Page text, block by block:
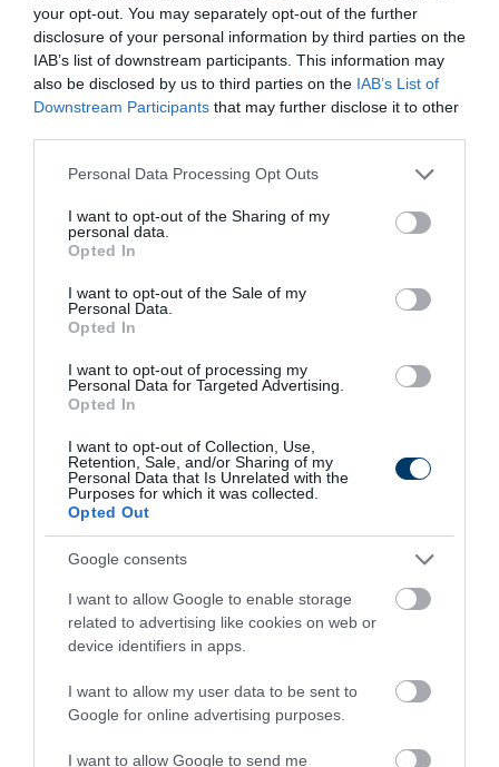
your opt-out. You may separately opt-out of the further
disclosure of your personal information by third parties on the
IAB’s list of downstream participants. This information may
also be disclosed by us to third parties on the IAB’s List of
Downstream Participants that may further disclose it to other
Please note that this website/app uses one or more Google
not limited to your visit or usage behaviour. You may click to
grant or deny consent to Google and its third-party tags to
use your data for below specified purposes in below Google
consent section.
Personal Data Processing Opt Outs
I want to opt-out of the Sharing of my
personal data.
Opted In
I want to opt-out of the Sale of my
Personal Data.
Opted In
I want to opt-out of processing my
Personal Data for Targeted Advertising.
Opted In
I want to opt-out of Collection, Use,
Retention, Sale, and/or Sharing of my
Personal Data that Is Unrelated with the
Purposes for which it was collected.
Opted Out
Google consents
I want to allow Google to enable storage
related to advertising like cookies on web or
device identifiers in apps.
I want to allow my user data to be sent to
Google for online advertising purposes.
I want to allow Google to send me
One Teaspoon And All The Worms In The Body
Die Instantly
194 148
Stop Eating These 3 Foods That Are Known to
Cause Parasites